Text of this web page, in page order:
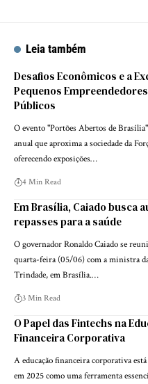
Leia também
Desafios Econômicos e a
Pequenos
Públicos
O evento "Portões Abertos de
anual que aproxima a sociedade da
oferecendo exposições…
4 Min Read
Em Brasília, Caiado busca
repasses para a saúde
O governador Ronaldo Caiado se
quarta-feira (05/06) com a ministra
Trindade, em Brasília.…
3 Min Read
O Papel das Fintechs na
Financeira Corporativa
A educação financeira corporativa
em 2025 como uma ferramenta